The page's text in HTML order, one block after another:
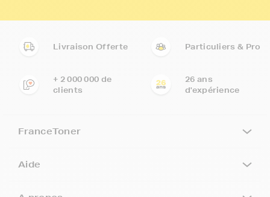
Livraison Offerte Particuliers & Pro
+ 2 000 000 de
clients
26 ans
d'expérience
FranceToner
Aide